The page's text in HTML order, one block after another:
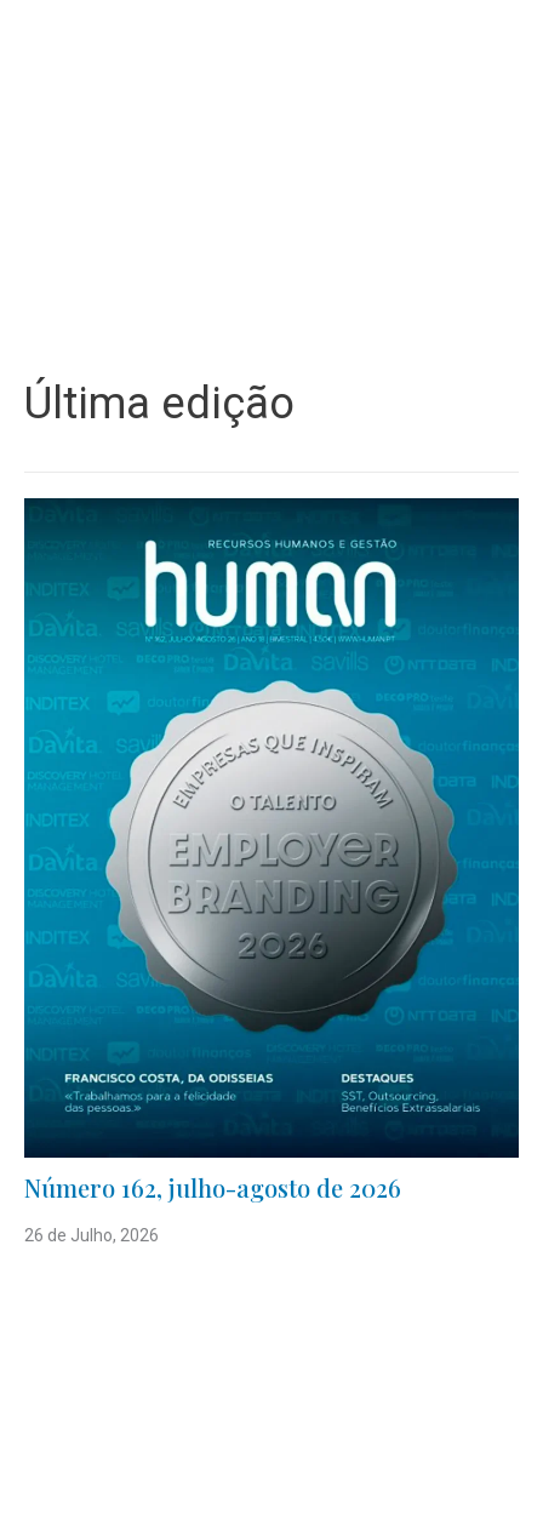
Última edição
Número 162, julho-agosto de 2026
26 de Julho, 2026